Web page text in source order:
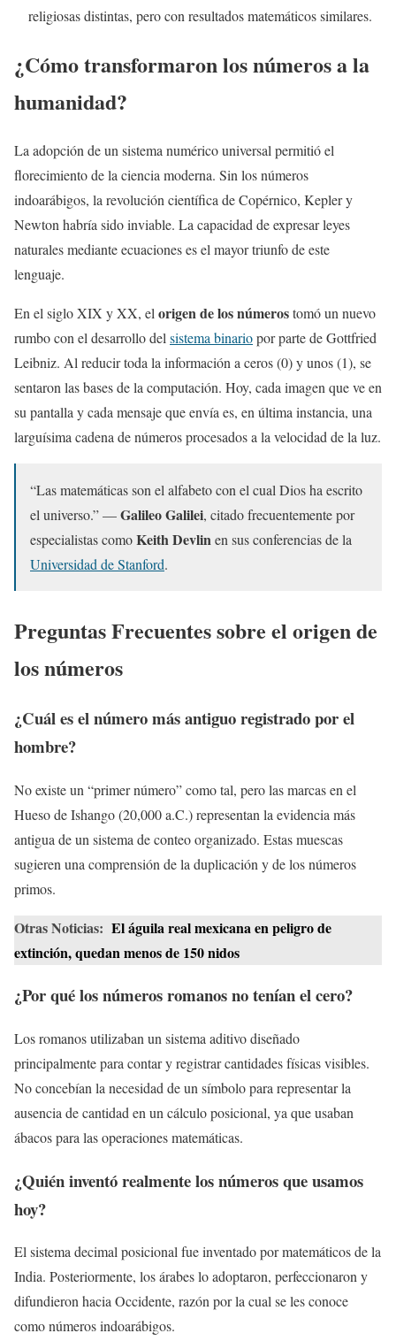
religiosas distintas, pero con resultados matemáticos similares.
¿Cómo transformaron los números a la
humanidad?
La adopción de un sistema numérico universal permitió el
florecimiento de la ciencia moderna. Sin los números
indoarábigos, la revolución científica de Copérnico, Kepler y
Newton habría sido inviable. La capacidad de expresar leyes
naturales mediante ecuaciones es el mayor triunfo de este
lenguaje.
En el siglo XIX y XX, el origen de los númerostomó un nuevo
rumbo con el desarrollo del sistema binariopor parte de Gottfried
Leibniz. Al reducir toda la información a ceros (0) y unos (1), se
sentaron las bases de la computación. Hoy, cada imagen que ve en
su pantalla y cada mensaje que envía es, en última instancia, una
larguísima cadena de números procesados a la velocidad de la luz.
“Las matemáticas son el alfabeto con el cual Dios ha escrito
el universo.” —Galileo Galilei, citado frecuentemente por
especialistas comoKeith Devlinen sus conferencias de la
Universidad de Stanford.
Preguntas Frecuentes sobre el origen de
los números
¿Cuál es el número más antiguo registrado por el
hombre?
No existe un “primer número” como tal, pero las marcas en el
Hueso de Ishango (20,000 a.C.) representan la evidencia más
antigua de un sistema de conteo organizado. Estas muescas
sugieren una comprensión de la duplicación y de los números
primos.
Otras Noticias: El águila real mexicana en peligro de
extinción, quedan menos de 150 nidos
¿Por qué los números romanos no tenían el cero?
Los romanos utilizaban un sistema aditivo diseñado
principalmente para contar y registrar cantidades físicas visibles.
No concebían la necesidad de un símbolo para representar la
ausencia de cantidad en un cálculo posicional, ya que usaban
ábacos para las operaciones matemáticas.
¿Quién inventó realmente los números que usamos
hoy?
El sistema decimal posicional fue inventado por matemáticos de la
India. Posteriormente, los árabes lo adoptaron, perfeccionaron y
difundieron hacia Occidente, razón por la cual se les conoce
como números indoarábigos.